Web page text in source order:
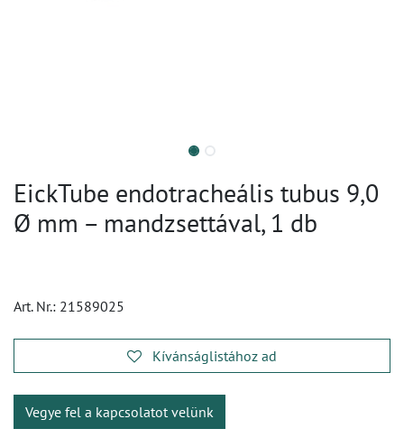
EickTube endotracheális tubus 9,0
Ø mm – mandzsettával, 1 db
Art. Nr.: 21589025
Kívánságlistához ad
Vegye fel a kapcsolatot velünk